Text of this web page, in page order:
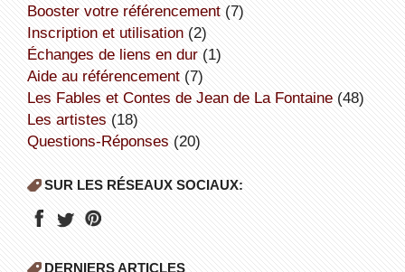
booster votre référencement(7)
inscription et utilisation(2)
échanges de liens en dur(1)
aide au référencement(7)
Les Fables et Contes de Jean de La Fontaine(48)
Les artistes (18)
Questions-Réponses (20)
SUR LES RÉSEAUX SOCIAUX:
DERNIERS ARTICLES